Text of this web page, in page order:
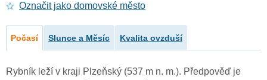
Označit jako domovské město
Počasí Slunce a Měsíc Kvalita ovzduší
Rybník leží v kraji Plzeňský (537 m n. m.). Předpověď je